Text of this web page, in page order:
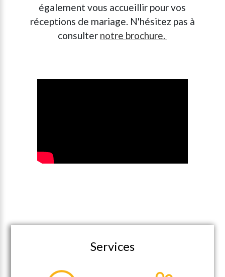
également vous accueillir pour vos
réceptions de mariage. N'hésitez pas à
consulter notre brochure.
Services